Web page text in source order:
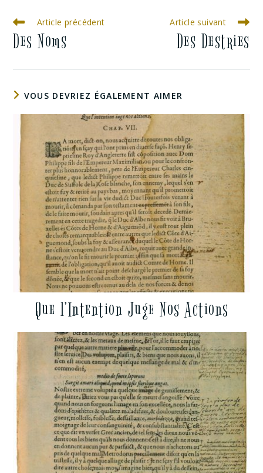
Article précédent
Des Noms
Article suivant
Des Destries
VOUS DEVRIEZ ÉGALEMENT AIMER
Que l’Intention Juge Nos Actions